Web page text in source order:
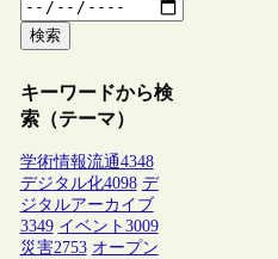
検索
キーワードから検
索（テーマ）
学術情報流通4348
デジタル化4098 デ
ジタルアーカイブ
3349 イベント 3009
災害2753 オープン